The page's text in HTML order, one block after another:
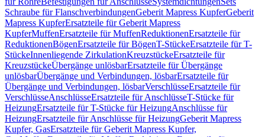
Schraube für FlanschverbindungenGeberit Mapress KupferGeberit
Mapress KupferErsatzteile für Geberit Mapress
KupferMuffenErsatzteile für MuffenReduktionenErsatzteile für
ReduktionenBögenErsatzteile für BögenT-StückeErsatzteile für T-
StückeInnenliegende ZirkulationKreuzstückeErsatzteile für
KreuzstückeÜbergänge unlösbarErsatzteile für Übergänge
unlösbarÜbergänge und Verbindungen, lösbarErsatzteile für
Übergänge und Verbindungen, lösbarVerschlüsseErsatzteile für
VerschlüsseAnschlüsseErsatzteile für AnschlüsseT-Stücke für
HeizungErsatzteile für T-Stücke für HeizungAnschlüsse für
HeizungErsatzteile für Anschlüsse für HeizungGeberit Mapress
Kupfer, GasErsatzteile für Geberit Mapress Kupfer,